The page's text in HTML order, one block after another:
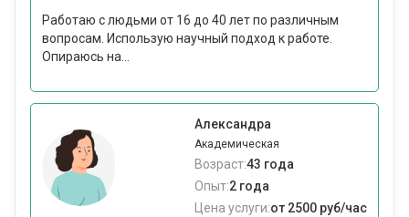
Работаю с людьми от 16 до 40 лет по различным
вопросам. Использую научный подход к работе.
Опираюсь на...
Александра
Академическая
Возраст:43 года
Опыт:2 года
Цена услуги:от 2500 руб/час